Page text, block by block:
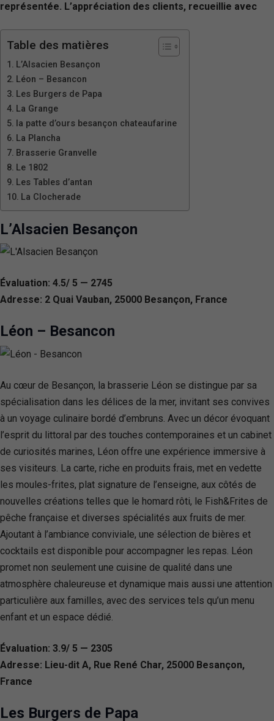
représentée. L’appréciation des clients, recueillie avec
Table des matières
L’Alsacien Besançon
Léon – Besancon
Les Burgers de Papa
La Grange
la patte d’ours besançon chateaufarine
La Plancha
Brasserie Granvelle
Le 1802
Les Tables d’antan
La Clocherade
L’Alsacien Besançon
Évaluation: 4.5/ 5 — 2745
Adresse: 2 Quai Vauban, 25000 Besançon, France
Léon – Besancon
Au cœur de Besançon, la brasserie Léon se distingue par sa
spécialisation dans les délices de la mer, invitant ses convives
à un voyage culinaire bordé d’embruns. Avec un décor évoquant
l’esprit du littoral par des touches contemporaines et un cabinet
de curiosités marines, Léon offre une expérience immersive à
ses visiteurs. La carte, riche en produits frais, met en vedette
les moules-frites, plat signature de l’enseigne, aux côtés de
nouvelles créations telles que le homard rôti, le Fish&Frites de
pêche française et diverses spécialités aux fruits de mer.
Ajoutant à l’ambiance conviviale, une sélection de bières et
cocktails est disponible pour accompagner les repas. Léon
promet non seulement une cuisine de qualité dans une
atmosphère chaleureuse et dynamique mais aussi une attention
particulière aux familles, avec des services tels qu’un menu
enfant et un espace dédié.
Évaluation: 3.9/ 5 — 2305
Adresse: Lieu-dit A, Rue René Char, 25000 Besançon,
France
Les Burgers de Papa